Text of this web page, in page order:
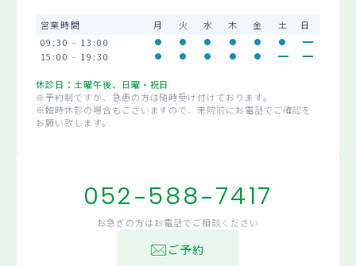
営業時間 月 火 水 木 金 土
日
09:30 - 13:00
15:00 - 19:30
休診日：土曜午後、日曜・祝日
※予約制ですが、急患の方は随時受け付けております。
※臨時休診の場合もございますので、来院前にお電話でご確認を
お願い致します。
052-588-7417
お急ぎの方はお電話でご相談ください
ご予約